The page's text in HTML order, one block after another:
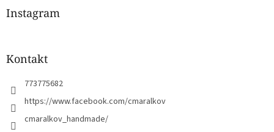
Instagram
Kontakt
773775682
https://www.facebook.com/cmaralkov
cmaralkov_handmade/